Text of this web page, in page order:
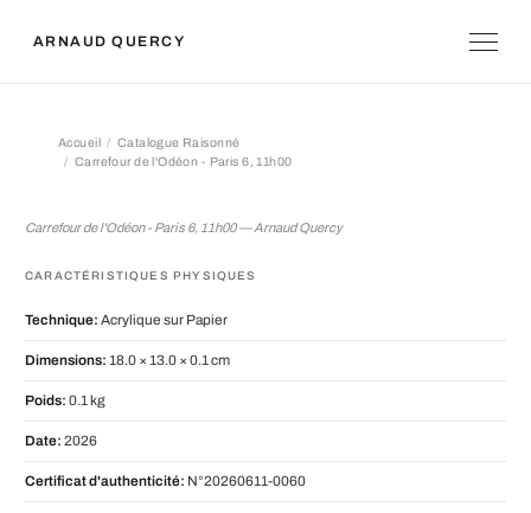
ARNAUD QUERCY
Accueil
Catalogue Raisonné
Carrefour de l'Odéon - Paris 6, 11h00
Carrefour de l'Odéon - Paris 6, 11h00 — Arnaud Quercy
CARACTÉRISTIQUES PHYSIQUES
Technique: Acrylique sur Papier
Dimensions: 18.0 × 13.0 × 0.1 cm
Poids: 0.1 kg
Date: 2026
Certificat d'authenticité: N°20260611-0060